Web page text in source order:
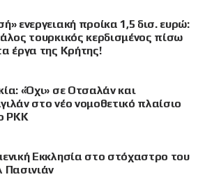
ενεργειακή προίκα 1,5 δισ. ευρώ:
τουρκικός κερδισμένος πίσω
έργα της Κρήτης!
«Όχι» σε Οτσαλάν και
στο νέο νομοθετικό πλαίσιο
PKK
Εκκλησία στο στόχαστρο του
Πασινιάν